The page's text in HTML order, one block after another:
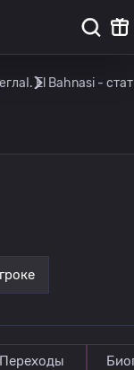
I. El Bahnasi -
Переходы